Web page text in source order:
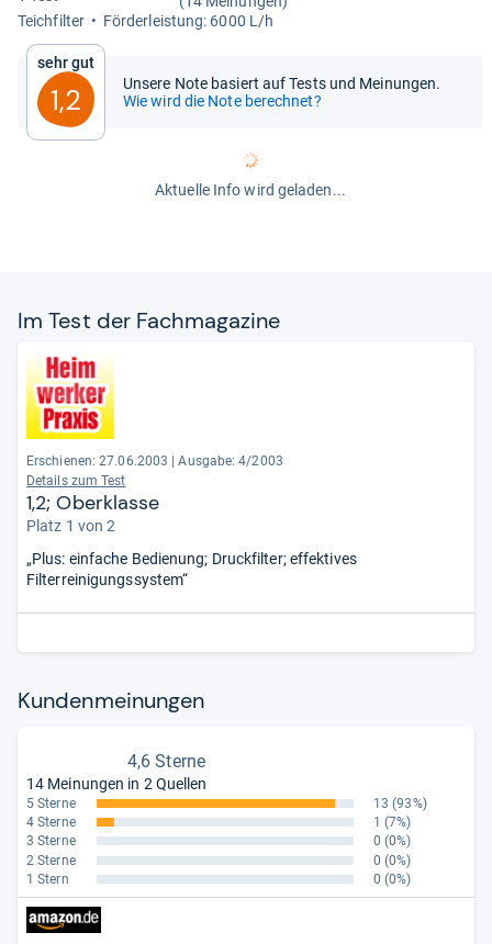
Teich­fil­ter
För­der­leis­tung: 6000 L/h
Sehr gut
1,2
Unsere Note basiert auf Tests und Meinungen.
Wie wird die Note berechnet?
Aktuelle Info wird geladen...
Im Test der Fach­ma­ga­zine
Erschienen: 27.06.2003
Ausgabe: 4/2003
Details zum Test
1,2; Oberklasse
Platz 1 von 2
„Plus: einfache Bedienung; Druckfilter; effektives
Filterreinigungssystem“
Kun­den­mei­nun­gen
4,6 Sterne
14 Meinungen in 2 Quellen
5 Sterne 13 (93%)
4 Sterne
1 (7%)
3 Sterne
0 (0%)
2 Sterne
0 (0%)
1 Stern
0 (0%)